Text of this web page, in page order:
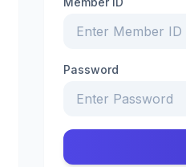
Password